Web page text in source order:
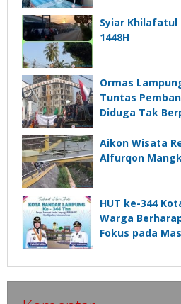
Syiar Khilafatul
1448H
Ormas
Tuntas
Diduga Tak
Aikon Wisata
Alfurqon
HUT ke-344
Warga
Fokus pada